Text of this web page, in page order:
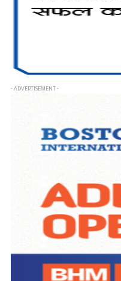
- ADVERTISEMENT -